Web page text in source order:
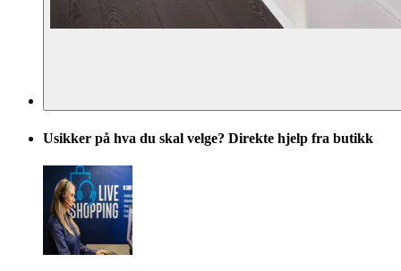
Usikker på hva du skal velge? Direkte hjelp fra butikk